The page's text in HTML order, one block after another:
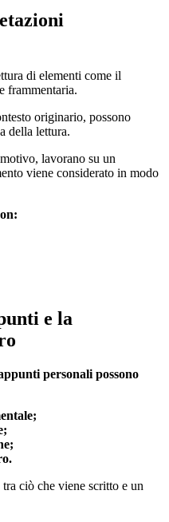
di elementi come il
frammentaria.
originario, possono
della lettura.
lavorano su un
viene considerato in modo
e la
personali possono
ciò che viene scritto e un